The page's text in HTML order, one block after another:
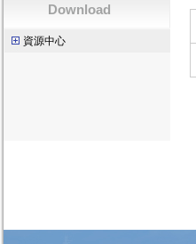
Download
資源中心